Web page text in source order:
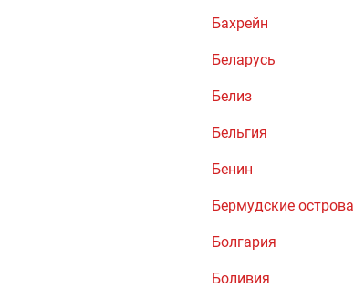
Бахрейн
Беларусь
Белиз
Бельгия
Бенин
Бермудские острова
Болгария
Боливия